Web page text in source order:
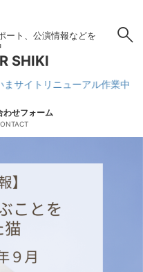
ート、公演情報などを
SHIKI
イトリニューアル作業中です
わせフォーム